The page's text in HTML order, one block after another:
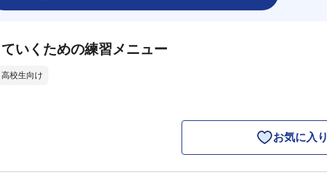
いくための練習メニュー
高校生向け
お気に入り